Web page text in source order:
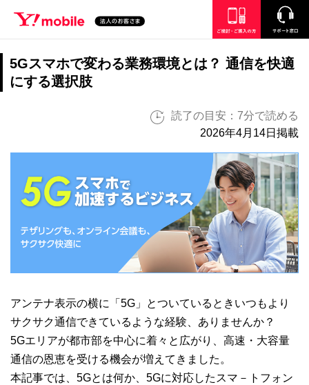
SEARCH
5Gスマホで変わる業務環境とは？ 通信を快適
にする選択肢
読了の目安：7分で読める
2026年4月14日掲載
アンテナ表示の横に「5G」とついているときいつもより
サクサク通信できているような経験、ありませんか？
5Gエリアが都市部を中心に着々と広がり、高速・大容量
通信の恩恵を受ける機会が増えてきました。
本記事では、5Gとは何か、5Gに対応したスマ－トフォン